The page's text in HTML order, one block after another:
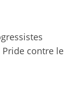
contre le